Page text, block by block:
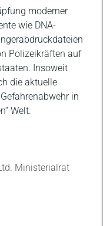
moderner
wie DNA-
Polizeikräften auf
Insoweit
die aktuelle
in
Welt.
Ministerialrat